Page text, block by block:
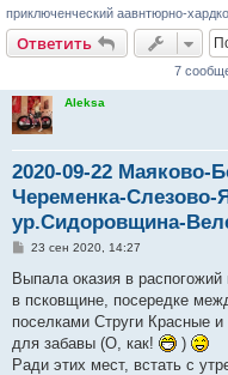
приключенческий аавнтюрно-
Ответить
7
Aleksa
2020-09-22 Маяково-
Череменка-Слезово-
ур.Сидоровщина-
С
о
щ
е
и
е
23 сен 2020, 14:27
Выпала оказия в
в псковщине, посередке
поселками Струги Красные
для забавы (О, как!
)
Ради этих мест, встать с